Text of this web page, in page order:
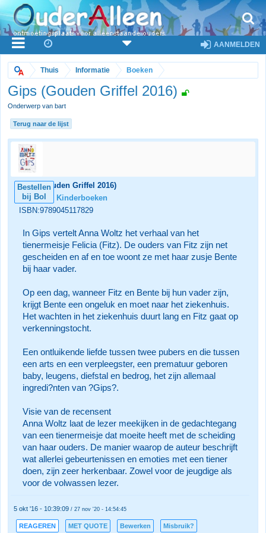
AANMELDEN
Thuis Informatie Boeken
Gips (Gouden Griffel 2016)
Onderwerp van bart
Terug naar de lijst
Bestellen
bij Bol
Gips (Gouden Griffel 2016)
Categorie:
Kinderboeken
ISBN:9789045117829
In Gips vertelt Anna Woltz het verhaal van het
tienermeisje Felicia (Fitz). De ouders van Fitz zijn net
gescheiden en af en toe woont ze met haar zusje Bente
bij haar vader.
Op een dag, wanneer Fitz en Bente bij hun vader zijn,
krijgt Bente een ongeluk en moet naar het ziekenhuis.
Het wachten in het ziekenhuis duurt lang en Fitz gaat op
verkenningstocht.
Een ontluikende liefde tussen twee pubers en die tussen
een arts en een verpleegster, een prematuur geboren
baby, leugens, diefstal en bedrog, het zijn allemaal
ingredi?nten van ?Gips?.
Visie van de recensent
Anna Woltz laat de lezer meekijken in de gedachtegang
van een tienermeisje dat moeite heeft met de scheiding
van haar ouders. De manier waarop de auteur beschrijft
wat allerlei gebeurtenissen en emoties met een tiener
doen, zijn zeer herkenbaar. Zowel voor de jeugdige als
voor de volwassen lezer.
5 okt '16 - 10:39:09 / 27 nov '20 - 14:54:45
REAGEREN MET QUOTE Bewerken Misbruik?